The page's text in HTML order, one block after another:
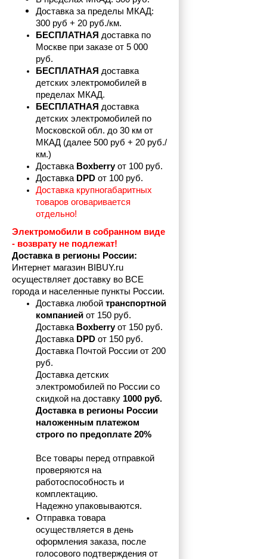
Доставка за пределы МКАД:
300 руб + 20 руб./км.
БЕСПЛАТНАЯ доставка по
Москве при заказе от 5 000
руб.
БЕСПЛАТНАЯ доставка
детских электромобилей в
пределах МКАД.
БЕСПЛАТНАЯ доставка
детских электромобилей по
Московской обл. до 30 км от
МКАД (далее 500 руб + 20 руб./
км.)
Доставка Boxberry от 100 руб.
Доставка DPD от 100 руб.
Доставка крупногабаритных
товаров оговаривается
отдельно!
Электромобили в собранном виде
- возврату не подлежат!
Доставка в регионы России:
Интернет магазин BIBUY.ru
осуществляет доставку во ВСЕ
города и населенные пункты России.
Доставка любой транспортной
компанией от 150 руб.
Доставка Boxberry от 150 руб.
Доставка DPD от 150 руб.
Доставка Почтой России от 200
руб.
Доставка детских
электромобилей по России со
скидкой на доставку 1000 руб.
Доставка в регионы России
наложенным платежом
строго по предоплате 20%
Все товары перед отправкой
проверяются на
работоспособность и
комплектацию.
Надежно упаковываются.
Отправка товара
осуществляется в день
оформления заказа, после
голосового подтверждения от